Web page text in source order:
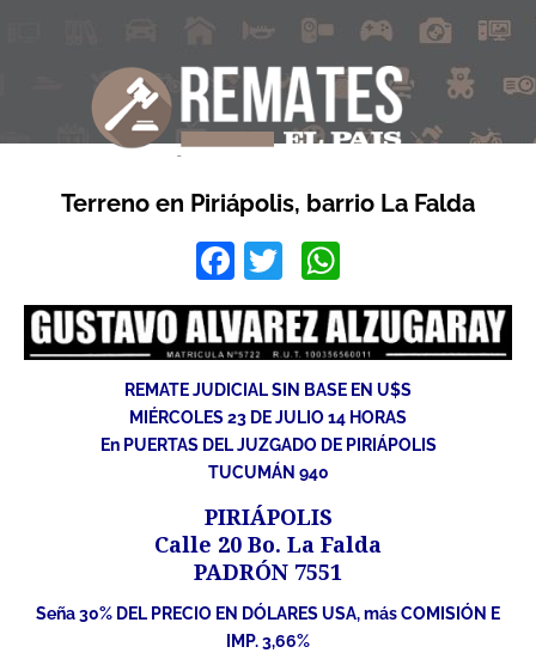
Terreno en Piriápolis, barrio La Falda
Facebook
Twitter
REMATE JUDICIAL SIN BASE EN U$S
MIÉRCOLES 23 DE JULIO 14 HORAS
En PUERTAS DEL JUZGADO DE PIRIÁPOLIS
TUCUMÁN 940
PIRIÁPOLIS
Calle 20 Bo. La Falda
PADRÓN 7551
Seña 30% DEL PRECIO EN DÓLARES USA, más COMISIÓN E
IMP. 3,66%